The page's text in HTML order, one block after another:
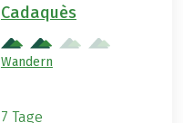
Cadaquès
Wandern
7 Tage